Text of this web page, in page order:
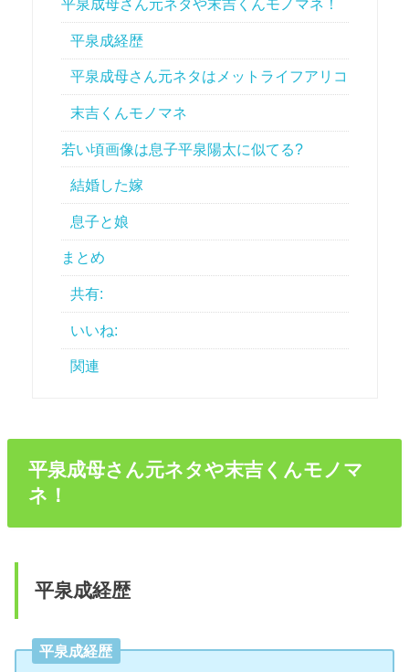
平泉成母さん元ネタや末吉くんモノマネ！
平泉成経歴
平泉成母さん元ネタはメットライフアリコ
末吉くんモノマネ
若い頃画像は息子平泉陽太に似てる?
結婚した嫁
息子と娘
まとめ
共有:
いいね:
関連
平泉成母さん元ネタや末吉くんモノマ
ネ！
平泉成経歴
平泉成経歴